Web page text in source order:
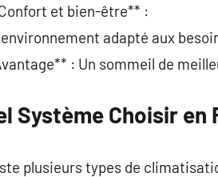
et bien-être** :
environnement adapté aux
: Un sommeil de
Système Choisir en
plusieurs types de